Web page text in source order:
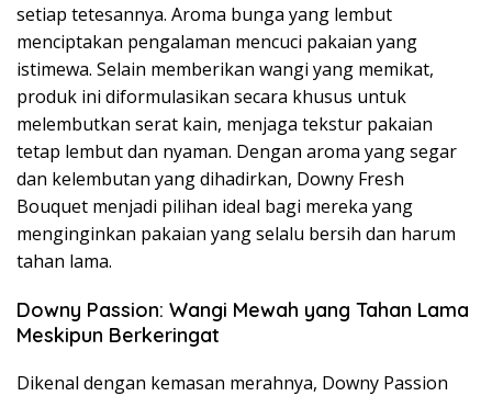
setiap tetesannya. Aroma bunga yang lembut
menciptakan pengalaman mencuci pakaian yang
istimewa. Selain memberikan wangi yang memikat,
produk ini diformulasikan secara khusus untuk
melembutkan serat kain, menjaga tekstur pakaian
tetap lembut dan nyaman. Dengan aroma yang segar
dan kelembutan yang dihadirkan, Downy Fresh
Bouquet menjadi pilihan ideal bagi mereka yang
menginginkan pakaian yang selalu bersih dan harum
tahan lama.
Downy Passion: Wangi Mewah yang Tahan Lama
Meskipun Berkeringat
Dikenal dengan kemasan merahnya, Downy Passion